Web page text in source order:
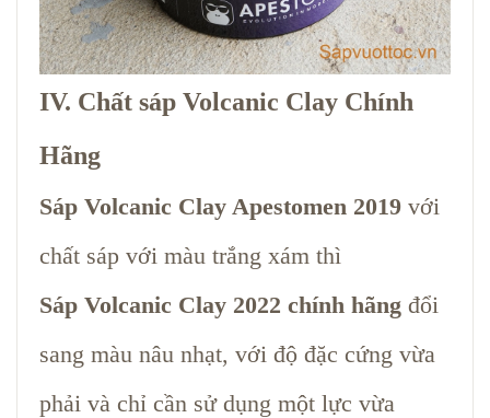
IV. Chất sáp Volcanic Clay Chính
Hãng
Sáp Volcanic Clay Apestomen 2019 với
chất sáp với màu trắng xám thì
Sáp Volcanic Clay 2022 chính hãng đổi
sang màu nâu nhạt, với độ đặc cứng vừa
phải và chỉ cần sử dụng một lực vừa